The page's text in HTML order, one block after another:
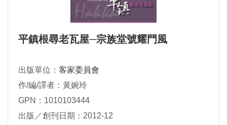
平鎮根尋老瓦屋─宗族堂號耀門風
出版單位： 客家委員會
作/編/譯者：黃婉玲
GPN：1010103444
出版／創刊日期：2012-12